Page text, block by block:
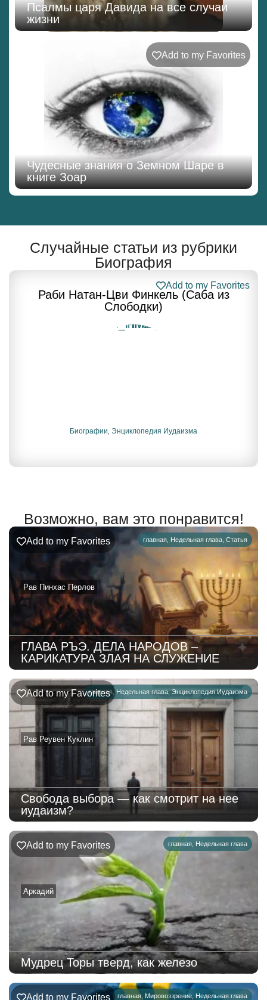
Псалмы царя Давида на все случаи
жизни
Add to my Favorites
Чудесные знания о Земном Шаре в
книге Зоар
Случайные статьи из рубрики
Биография
Раби Натан-Цви Финкель (Саба из
Слободки)
Add to my Favorites
Биографии, Энциклопедия Иудаизма
Возможно, вам это понравится!
главная, Недельная глава, Статья
Рав Пинхас Перлов
Add to my Favorites
ГЛАВА РЪЭ. ДЕЛА НАРОДОВ –
КАРИКАТУРА ЗЛАЯ НА СЛУЖЕНИЕ
главная, Недельная глава,Энциклопедия Иудаизма
Рав Реувен Куклин
Add to my Favorites
Свобода выбора — как смотрит на нее
иудаизм?
главная, Недельная глава
Аркадий
Add to my Favorites
Мудрец Торы тверд, как железо
главная, Мировоззрение, Недельная глава
Add to my Favorites